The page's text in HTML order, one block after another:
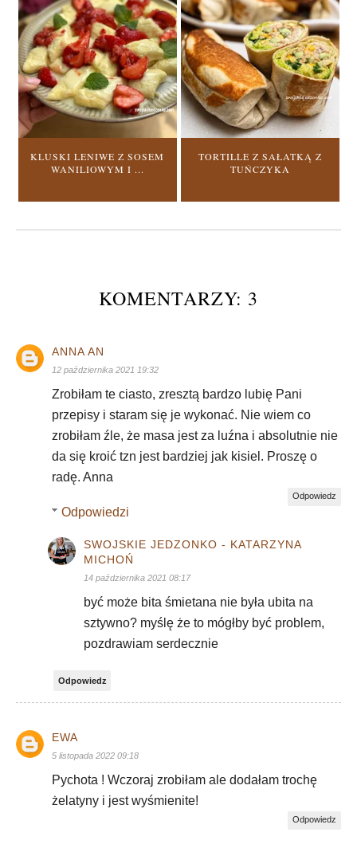
KLUSKI LENIWE Z SOSEM
WANILIOWYM I ...
TORTILLE Z SAŁATKĄ Z
TUŃCZYKA
KOMENTARZY: 3
ANNA AN
12 października 2021 19:32
Zrobiłam te ciasto, zresztą bardzo lubię Pani
przepisy i staram się je wykonać. Nie wiem co
zrobiłam źle, że masa jest za luźna i absolutnie nie
da się kroić tzn jest bardziej jak kisiel. Proszę o
radę. Anna
Odpowiedz
Odpowiedzi
SWOJSKIE JEDZONKO - KATARZYNA
MICHOŃ
14 października 2021 08:17
być może bita śmietana nie była ubita na
sztywno? myślę że to mógłby być problem,
pozdrawiam serdecznie
Odpowiedz
EWA
5 listopada 2022 09:18
Pychota ! Wczoraj zrobiłam ale dodałam trochę
żelatyny i jest wyśmienite!
Odpowiedz